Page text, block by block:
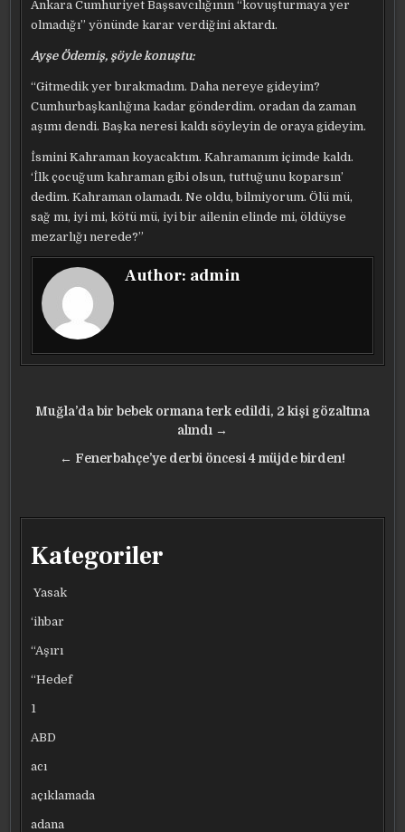
Ankara Cumhuriyet Başsavcılığının “kovuşturmaya yer
olmadığı” yönünde karar verdiğini aktardı.
Ayşe Ödemiş, şöyle konuştu:
“Gitmedik yer bırakmadım. Daha nereye gideyim?
Cumhurbaşkanlığına kadar gönderdim. oradan da zaman
aşımı dendi. Başka neresi kaldı söyleyin de oraya gideyim.
İsmini Kahraman koyacaktım. Kahramanım içimde kaldı.
‘İlk çocuğum kahraman gibi olsun, tuttuğunu koparsın’
dedim. Kahraman olamadı. Ne oldu, bilmiyorum. Ölü mü,
sağ mı, iyi mi, kötü mü, iyi bir ailenin elinde mi, öldüyse
mezarlığı nerede?”
Author: admin
Yazı
Muğla’da bir bebek ormana terk edildi, 2 kişi gözaltına
alındı →
← Fenerbahçe’ye derbi öncesi 4 müjde birden!
Kategoriler
Yasak
‘ihbar
“Aşırı
“Hedef
1
ABD
acı
açıklamada
adana